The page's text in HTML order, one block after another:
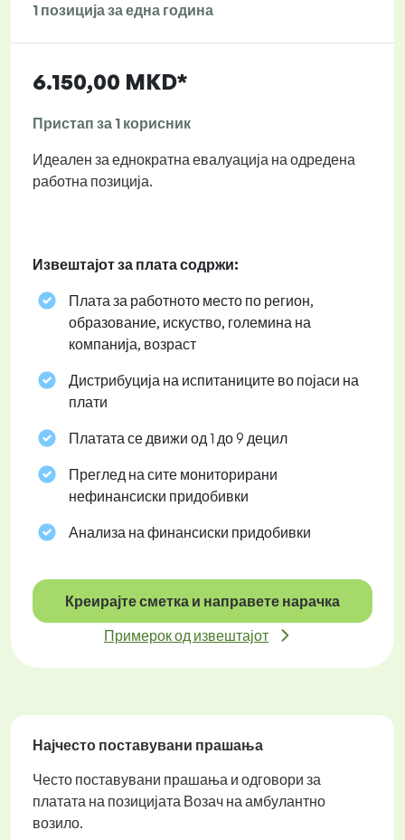
1 позиција за една година
6.150,00 MKD*
Пристап за 1 корисник
Идеален за еднократна евалуација на одредена
работна позиција.
Извештајот за плата содржи:
Плата за работното место по регион,
образование, искуство, големина на
компанија, возраст
Дистрибуција на испитаниците во појаси на
плати
Платата се движи од 1 до 9 децил
Преглед на сите мониторирани
нефинансиски придобивки
Анализа на финансиски придобивки
Креирајте сметка и направете нарачка
Примерок од извештајот
Најчесто поставувани прашања
Често поставувани прашања и одговори за
платата на позицијата Возач на амбулантно
возило.